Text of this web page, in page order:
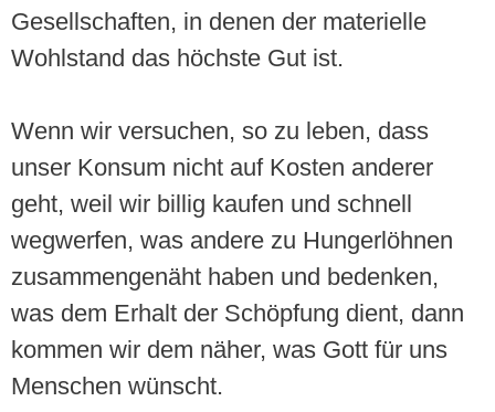
Gesellschaften, in denen der materielle
Wohlstand das höchste Gut ist.
Wenn wir versuchen, so zu leben, dass
unser Konsum nicht auf Kosten anderer
geht, weil wir billig kaufen und schnell
wegwerfen, was andere zu Hungerlöhnen
zusammengenäht haben und bedenken,
was dem Erhalt der Schöpfung dient, dann
kommen wir dem näher, was Gott für uns
Menschen wünscht.